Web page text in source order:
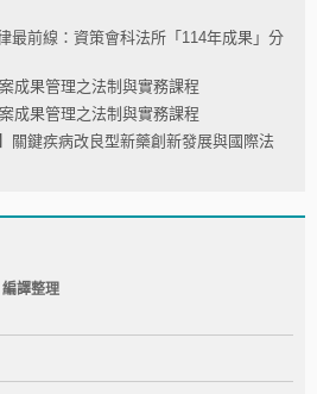
最前線：資策會科法所「114年成果」分
成果管理之法制與實務課程
成果管理之法制與實務課程
關鍵疾病改良型新藥創新發展與國際法
譯整理